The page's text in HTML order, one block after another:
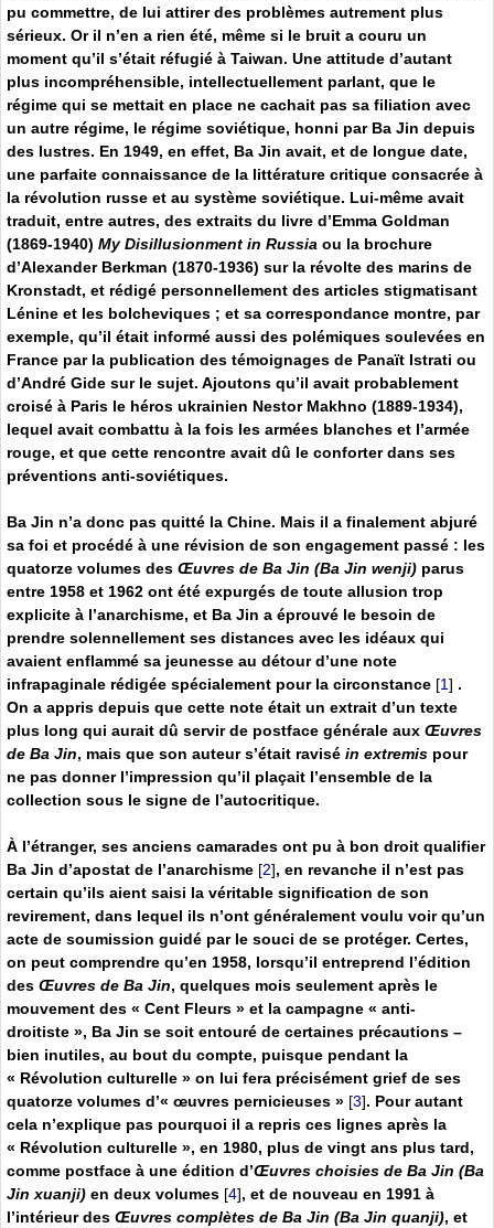
pu commettre, de lui attirer des problèmes autrement plus
sérieux. Or il n’en a rien été, même si le bruit a couru un
moment qu’il s’était réfugié à Taiwan. Une attitude d’autant
plus incompréhensible, intellectuellement parlant, que le
régime qui se mettait en place ne cachait pas sa filiation avec
un autre régime, le régime soviétique, honni par Ba Jin depuis
des lustres. En 1949, en effet, Ba Jin avait, et de longue date,
une parfaite connaissance de la littérature critique consacrée à
la révolution russe et au système soviétique. Lui-même avait
traduit, entre autres, des extraits du livre d’Emma Goldman
(1869-1940) My Disillusionment in Russia ou la brochure
d’Alexander Berkman (1870-1936) sur la révolte des marins de
Kronstadt, et rédigé personnellement des articles stigmatisant
Lénine et les bolcheviques ; et sa correspondance montre, par
exemple, qu’il était informé aussi des polémiques soulevées en
France par la publication des témoignages de Panaït Istrati ou
d’André Gide sur le sujet. Ajoutons qu’il avait probablement
croisé à Paris le héros ukrainien Nestor Makhno (1889-1934),
lequel avait combattu à la fois les armées blanches et l’armée
rouge, et que cette rencontre avait dû le conforter dans ses
préventions anti-soviétiques.
Ba Jin n’a donc pas quitté la Chine. Mais il a finalement abjuré
sa foi et procédé à une révision de son engagement passé : les
quatorze volumes des Œuvres de Ba Jin (Ba Jin wenji) parus
entre 1958 et 1962 ont été expurgés de toute allusion trop
explicite à l’anarchisme, et Ba Jin a éprouvé le besoin de
prendre solennellement ses distances avec les idéaux qui
avaient enflammé sa jeunesse au détour d’une note
infrapaginale rédigée spécialement pour la circonstance [1] .
On a appris depuis que cette note était un extrait d’un texte
plus long qui aurait dû servir de postface générale aux Œuvres
de Ba Jin, mais que son auteur s’était ravisé in extremis pour
ne pas donner l’impression qu’il plaçait l’ensemble de la
collection sous le signe de l’autocritique.
À l’étranger, ses anciens camarades ont pu à bon droit qualifier
Ba Jin d’apostat de l’anarchisme [2], en revanche il n’est pas
certain qu’ils aient saisi la véritable signification de son
revirement, dans lequel ils n’ont généralement voulu voir qu’un
acte de soumission guidé par le souci de se protéger. Certes,
on peut comprendre qu’en 1958, lorsqu’il entreprend l’édition
des Œuvres de Ba Jin, quelques mois seulement après le
mouvement des « Cent Fleurs » et la campagne « anti-
droitiste », Ba Jin se soit entouré de certaines précautions –
bien inutiles, au bout du compte, puisque pendant la
« Révolution culturelle » on lui fera précisément grief de ses
quatorze volumes d’« œuvres pernicieuses » [3]. Pour autant
cela n’explique pas pourquoi il a repris ces lignes après la
« Révolution culturelle », en 1980, plus de vingt ans plus tard,
comme postface à une édition d’Œuvres choisies de Ba Jin (Ba
Jin xuanji) en deux volumes [4], et de nouveau en 1991 à
l’intérieur des Œuvres complètes de Ba Jin (Ba Jin quanji), et